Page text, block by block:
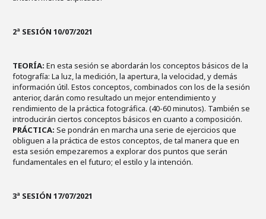
2ª SESIÓN 10/07/2021
TEORÍA: En esta sesión se abordarán los conceptos básicos de la
fotografía: La luz, la medición, la apertura, la velocidad, y demás
información útil. Estos conceptos, combinados con los de la sesión
anterior, darán como resultado un mejor entendimiento y
rendimiento de la práctica fotográfica. (40-60 minutos). También se
introducirán ciertos conceptos básicos en cuanto a composición.
PRÁCTICA: Se pondrán en marcha una serie de ejercicios que
obliguen a la práctica de estos conceptos, de tal manera que en
esta sesión empezaremos a explorar dos puntos que serán
fundamentales en el futuro; el estilo y la intención.
3ª SESIÓN 17/07/2021